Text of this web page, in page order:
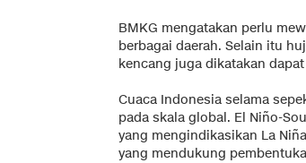
BMKG mengatakan perlu
berbagai daerah. Selain itu
kencang juga dikatakan
Cuaca Indonesia selama
pada skala global. El Niño-
yang mengindikasikan La
yang mendukung